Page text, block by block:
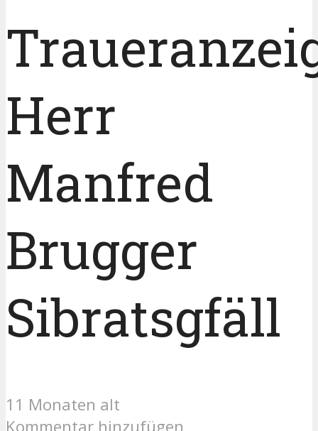
Herr
Manfred
Brugger
Sibratsgfäll
11 Monaten alt
Kommentar hinzufügen